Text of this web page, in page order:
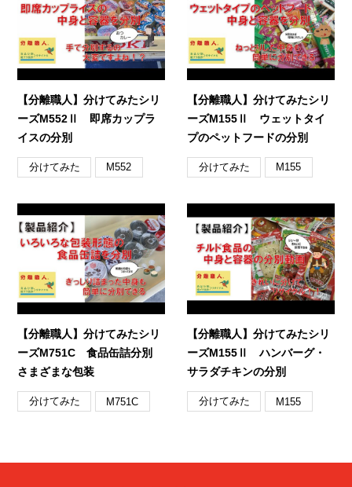
【分離職人】分けてみたシリ
ーズM552Ⅱ 即席カップラ
イスの分別
分けてみた M552
【分離職人】分けてみたシリ
ーズM155Ⅱ ウェットタイ
プのペットフードの分別
分けてみた M155
【分離職人】分けてみたシリ
ーズM751C 食品缶詰分別
さまざまな包装
分けてみた M751C
【分離職人】分けてみたシリ
ーズM155Ⅱ ハンバーグ・
サラダチキンの分別
分けてみた M155